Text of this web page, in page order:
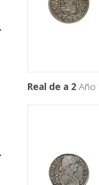
Real de a 2 Año